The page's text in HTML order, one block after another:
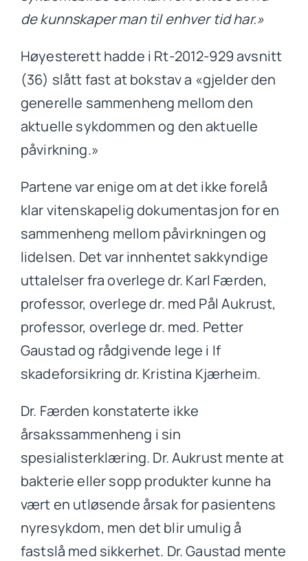
de kunnskaper man til enhver tid har.»
Høyesterett hadde i Rt-2012-929 avsnitt
(36) slått fast at bokstav a «gjelder den
generelle sammenheng mellom den
aktuelle sykdommen og den aktuelle
påvirkning.»
Partene var enige om at det ikke forelå
klar vitenskapelig dokumentasjon for en
sammenheng mellom påvirkningen og
lidelsen. Det var innhentet sakkyndige
uttalelser fra overlege dr. Karl Færden,
professor, overlege dr. med Pål Aukrust,
professor, overlege dr. med. Petter
Gaustad og rådgivende lege i If
skadeforsikring dr. Kristina Kjærheim.
Dr. Færden konstaterte ikke
årsakssammenheng i sin
spesialisterklæring. Dr. Aukrust mente at
bakterie eller sopp produkter kunne ha
vært en utløsende årsak for pasientens
nyresykdom, men det blir umulig å
fastslå med sikkerhet. Dr. Gaustad mente